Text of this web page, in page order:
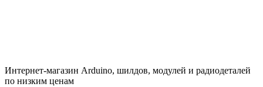
Интернет-магазин Arduino, шилдов, модулей и радиодеталей
по низким ценам